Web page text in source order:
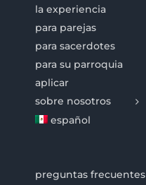
la experiencia
para parejas
para sacerdotes
para su parroquia
aplicar
sobre nosotros
español
preguntas frecuentes